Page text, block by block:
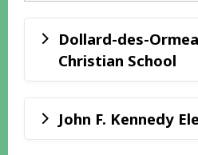
Dollard-des-
Christian School
John F. Kennedy